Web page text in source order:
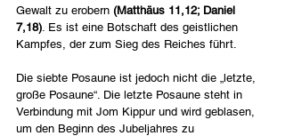
Gewalt zu erobern (Matthäus 11,12; Daniel
7,18) . Es ist eine Botschaft des geistlichen
Kampfes, der zum Sieg des Reiches führt.
Die siebte Posaune ist jedoch nicht die „letzte,
große Posaune“. Die letzte Posaune steht in
Verbindung mit Jom Kippur und wird geblasen,
um den Beginn des Jubeljahres zu